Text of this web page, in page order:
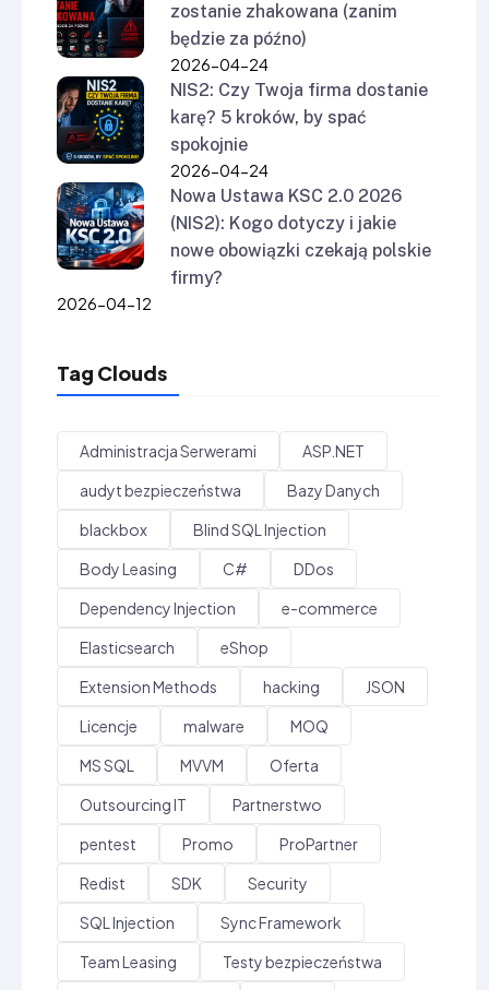
zostanie zhakowana (zanim
będzie za późno)
2026-04-24
NIS2: Czy Twoja firma dostanie
karę? 5 kroków, by spać
spokojnie
2026-04-24
Nowa Ustawa KSC 2.0 2026
(NIS2): Kogo dotyczy i jakie
nowe obowiązki czekają polskie
firmy?
2026-04-12
Tag Clouds
Administracja Serwerami
ASP.NET
audyt bezpieczeństwa
Bazy Danych
blackbox
Blind SQL Injection
Body Leasing
C#
DDos
Dependency Injection
e-commerce
Elasticsearch
eShop
Extension Methods
hacking
JSON
Licencje
malware
MOQ
MS SQL
MVVM
Oferta
Outsourcing IT
Partnerstwo
pentest
Promo
ProPartner
Redist
SDK
Security
SQL Injection
Sync Framework
Team Leasing
Testy bezpieczeństwa